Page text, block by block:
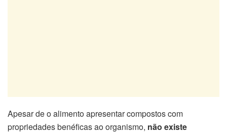
Apesar de o alimento apresentar compostos com
propriedades benéficas ao organismo, não existe